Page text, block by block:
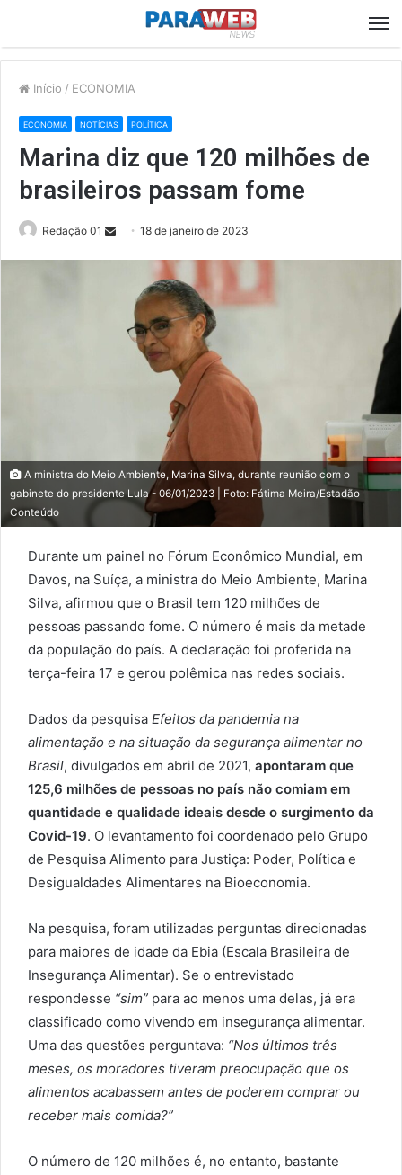
Início / ECONOMIA
ECONOMIA NOTÍCIAS POLÍTICA
Marina diz que 120 milhões de
brasileiros passam fome
Redação 01
Send18 de janeiro de 2023
A ministra do Meio Ambiente, Marina Silva, durante reunião com o
gabinete do presidente Lula - 06/01/2023 | Foto: Fátima Meira/Estadão
Conteúdo
Durante um painel no Fórum Econômico Mundial, em
Davos, na Suíça, a ministra do Meio Ambiente, Marina
Silva, afirmou que o Brasil tem 120 milhões de
pessoas passando fome. O número é mais da metade
da população do país. A declaração foi proferida na
terça-feira 17 e gerou polêmica nas redes sociais.
Dados da pesquisa Efeitos da pandemia na
alimentação e na situação da segurança alimentar no
Brasil, divulgados em abril de 2021, apontaram que
125,6 milhões de pessoas no país não comiam em
quantidade e qualidade ideais desde o surgimento da
Covid-19. O levantamento foi coordenado pelo Grupo
de Pesquisa Alimento para Justiça: Poder, Política e
Desigualdades Alimentares na Bioeconomia.
Na pesquisa, foram utilizadas perguntas direcionadas
para maiores de idade da Ebia (Escala Brasileira de
Insegurança Alimentar). Se o entrevistado
respondesse “sim” para ao menos uma delas, já era
classificado como vivendo em insegurança alimentar.
Uma das questões perguntava: “Nos últimos três
meses, os moradores tiveram preocupação que os
alimentos acabassem antes de poderem comprar ou
receber mais comida?”
O número de 120 milhões é, no entanto, bastante